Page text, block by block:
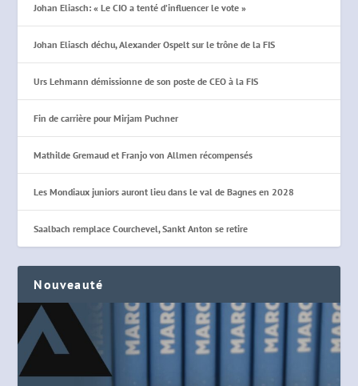
Johan Eliasch: « Le CIO a tenté d’influencer le vote »
Johan Eliasch déchu, Alexander Ospelt sur le trône de la FIS
Urs Lehmann démissionne de son poste de CEO à la FIS
Fin de carrière pour Mirjam Puchner
Mathilde Gremaud et Franjo von Allmen récompensés
Les Mondiaux juniors auront lieu dans le val de Bagnes en 2028
Saalbach remplace Courchevel, Sankt Anton se retire
Nouveauté